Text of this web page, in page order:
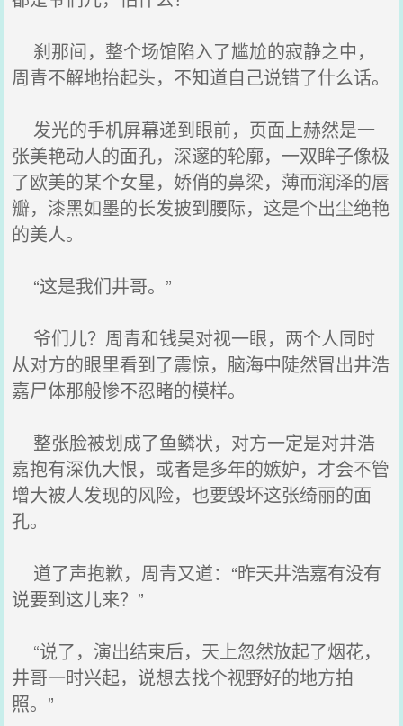
刹那间，整个场馆陷入了尴尬的寂静之中，
周青不解地抬起头，不知道自己说错了什么话。
发光的手机屏幕递到眼前，页面上赫然是一
张美艳动人的面孔，深邃的轮廓，一双眸子像极
了欧美的某个女星，娇俏的鼻梁，薄而润泽的唇
瓣，漆黑如墨的长发披到腰际，这是个出尘绝艳
的美人。
“这是我们井哥。”
爷们儿？周青和钱昊对视一眼，两个人同时
从对方的眼里看到了震惊，脑海中陡然冒出井浩
嘉尸体那般惨不忍睹的模样。
整张脸被划成了鱼鳞状，对方一定是对井浩
嘉抱有深仇大恨，或者是多年的嫉妒，才会不管
增大被人发现的风险，也要毁坏这张绮丽的面
孔。
道了声抱歉，周青又道：“昨天井浩嘉有没有
说要到这儿来？”
“说了，演出结束后，天上忽然放起了烟花，
井哥一时兴起，说想去找个视野好的地方拍
照。”